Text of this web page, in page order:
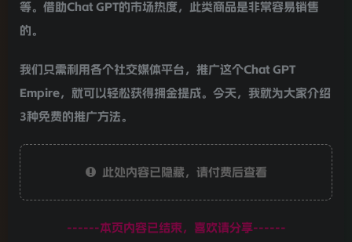
等。借助Chat GPT的市场热度，此类商品是非常容易销售
的。
我们只需利用各个社交媒体平台，推广这个Chat GPT
Empire，就可以轻松获得拥金提成。今天，我就为大家介绍
3种免费的推广方法。
此处内容已隐藏，请付费后查看
------本页内容已结束，喜欢请分享------